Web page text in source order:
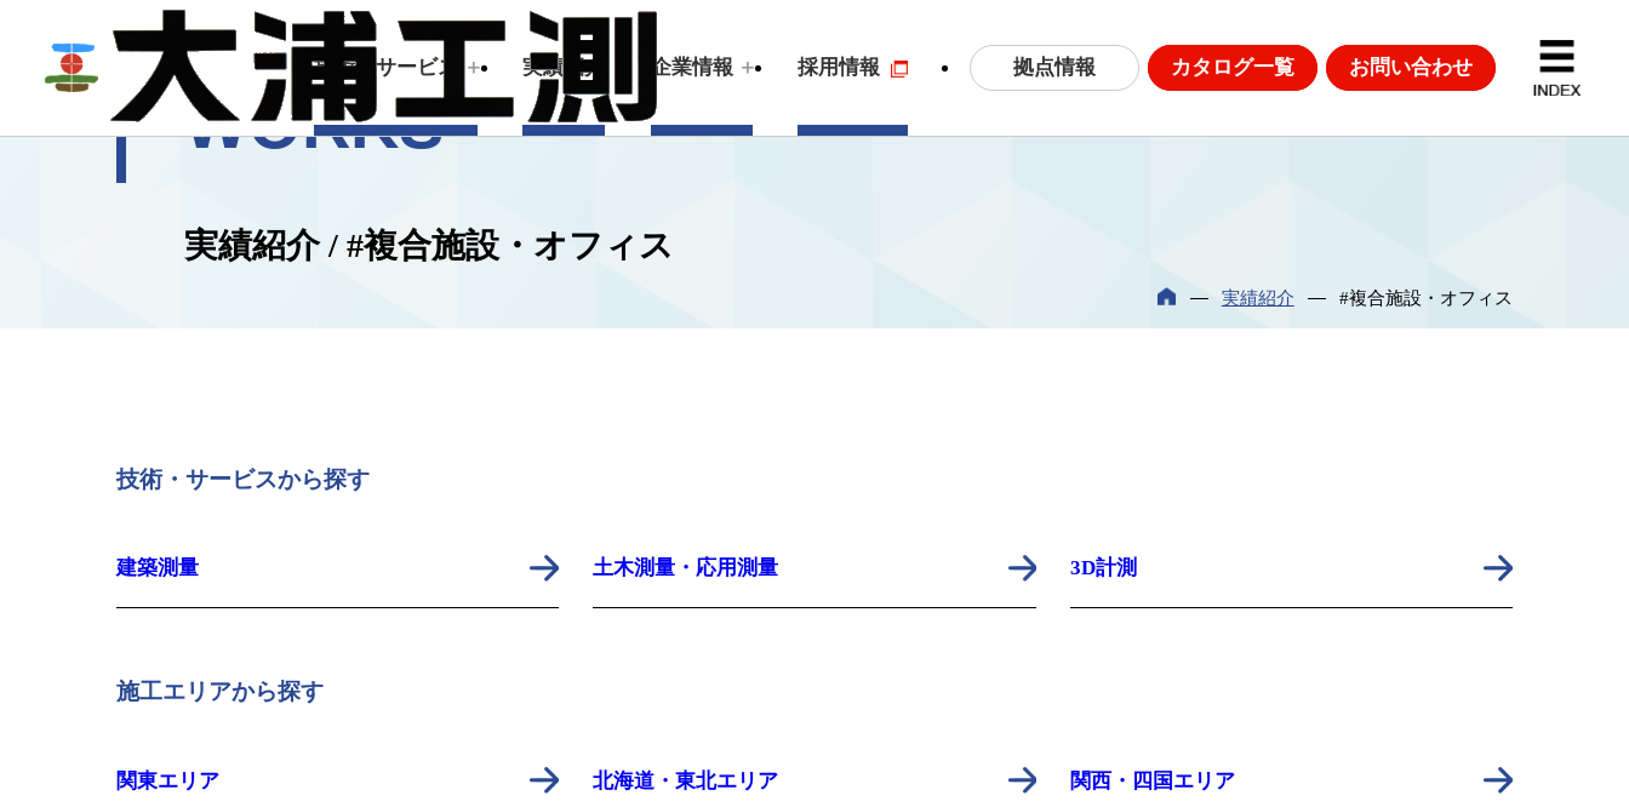
技術・サービス 実績紹介 企業情報
トップメッセージ
採用情報 拠点情報 カタログ一覧 お問い合わせ
実績紹介 / #複合施設・オフィス
WORKS
実績紹介 #複合施設・オフィス
技術・サービスから探す
建築測量 土木測量・応用測量 3D計測
施工エリアから探す
関東エリア 北海道・東北エリア 関西・四国エリア